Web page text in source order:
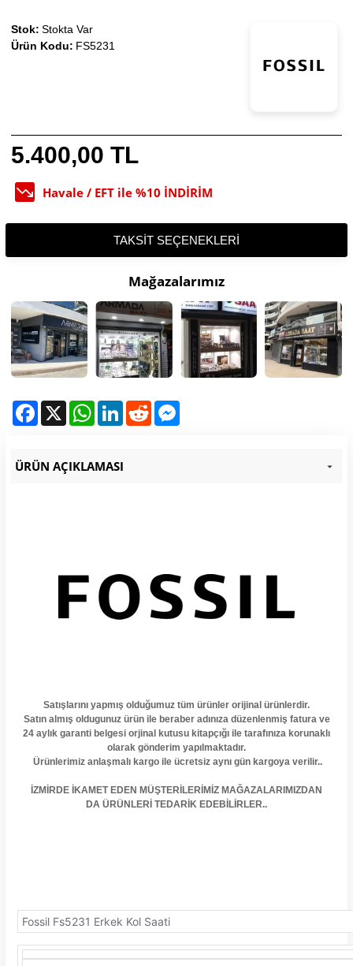
5.400,00 TL
Havale / EFT ile %10 İNDİRİM
Stok: Stokta Var
Ürün Kodu: FS5231
TAKSIT SEÇENEKLERI
Mağazalarımız
Facebook WhatsAppLinkedInReddit
ÜRÜN AÇIKLAMASI
Satışlarını yapmış olduğumuz tüm ürünler orijinal ürünlerdir.
Satın almış oldugunuz ürün ile beraber adınıza düzenlenmiş fatura ve
24 aylık garanti belgesi orjinal kutusu kitapçığı ile tarafınıza korunaklı
olarak gönderim yapılmaktadır.
Ürünlerimiz anlaşmalı kargo ile ücretsiz aynı gün kargoya verilir..
İZMİRDE İKAMET EDEN MÜŞTERİLERİMİZ MAĞAZALARIMIZDAN
DA ÜRÜNLERİ TEDARİK EDEBİLİRLER..
Fossil Fs5231 Erkek Kol Saati